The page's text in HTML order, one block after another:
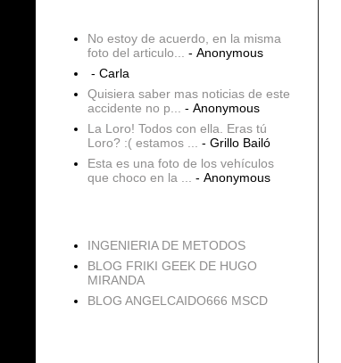
No estoy de acuerdo, en la misma
foto del articulo...
- Anonymous
- Carla
Quisiera saber mas noticias de este
accidente no p...
- Anonymous
La Loro! Todos con ella. Eras tú
Loro? :( estamos ...
- Grillo Bailó
Esta es una foto de los vehículos
que choco en la ...
- Anonymous
INGENIERIA DE METODOS
BLOG FRIKI GEEK DE HUGO
MIRANDA
BLOG ANGELCAIDO666 MSCD